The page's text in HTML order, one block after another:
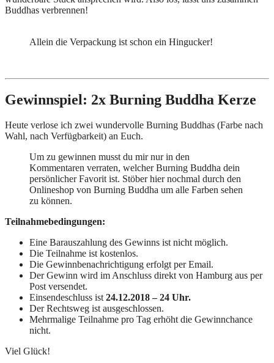
Buddhas verbrennen!
Allein die Verpackung ist schon ein Hingucker!
Gewinnspiel: 2x Burning Buddha Kerze
Heute verlose ich zwei wundervolle Burning Buddhas (Farbe nach
Wahl, nach Verfügbarkeit) an Euch.
Um zu gewinnen musst du mir nur in den
Kommentaren verraten, welcher Burning Buddha dein
persönlicher Favorit ist. Stöber hier nochmal durch den
Onlineshop von Burning Buddha um alle Farben sehen
zu können.
Teilnahmebedingungen:
Eine Barauszahlung des Gewinns ist nicht möglich.
Die Teilnahme ist kostenlos.
Die Gewinnbenachrichtigung erfolgt per Email.
Der Gewinn wird im Anschluss direkt von Hamburg aus per
Post versendet.
Einsendeschluss ist 24.12.2018 – 24 Uhr.
Der Rechtsweg ist ausgeschlossen.
Mehrmalige Teilnahme pro Tag erhöht die Gewinnchance
nicht.
Viel Glück!